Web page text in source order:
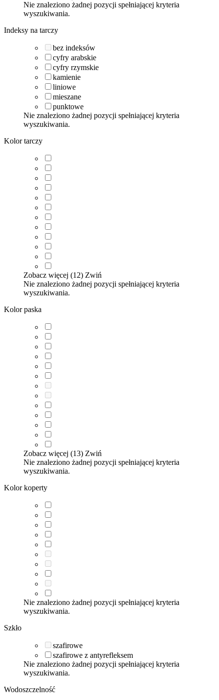
Nie znaleziono żadnej pozycji spełniającej kryteria
wyszukiwania.
Indeksy na tarczy
bez indeksów
cyfry arabskie
cyfry rzymskie
kamienie
liniowe
mieszane
punktowe
Nie znaleziono żadnej pozycji spełniającej kryteria
wyszukiwania.
Kolor tarczy
Zobacz więcej (12) Zwiń
Nie znaleziono żadnej pozycji spełniającej kryteria
wyszukiwania.
Kolor paska
Zobacz więcej (13) Zwiń
Nie znaleziono żadnej pozycji spełniającej kryteria
wyszukiwania.
Kolor koperty
Nie znaleziono żadnej pozycji spełniającej kryteria
wyszukiwania.
Szkło
szafirowe
szafirowe z antyrefleksem
Nie znaleziono żadnej pozycji spełniającej kryteria
wyszukiwania.
Wodoszczelność